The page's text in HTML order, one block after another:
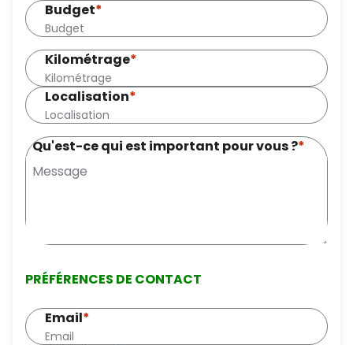
Budget*
Kilométrage*
Localisation*
Qu'est-ce qui est important pour vous ?*
PRÉFÉRENCES DE CONTACT
Email*